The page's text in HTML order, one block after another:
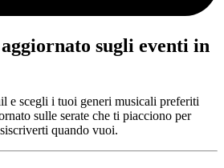
sugli eventi in
e scegli i tuoi generi musicali preferiti
sulle serate che ti piacciono per
quando vuoi.